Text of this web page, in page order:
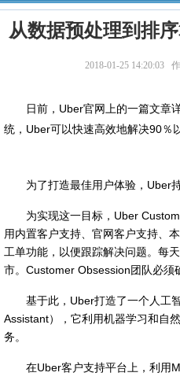
从数据预处理到排
2018-01-25 14:20:03
日前，Uber官网上的一篇文章详
统，Uber可以快速高效地解决90％
为了打造最佳用户体验，Uber持
为实现这一目标，Uber
用内置客户支持、官网客户支持、
工单功能，以便跟踪解决问题。每
市。Customer Obsession团队必须
基于此，Uber打造了一个人工
Assistant），它利用机器学习和自
务。
在Uber客户支持平台上，利用